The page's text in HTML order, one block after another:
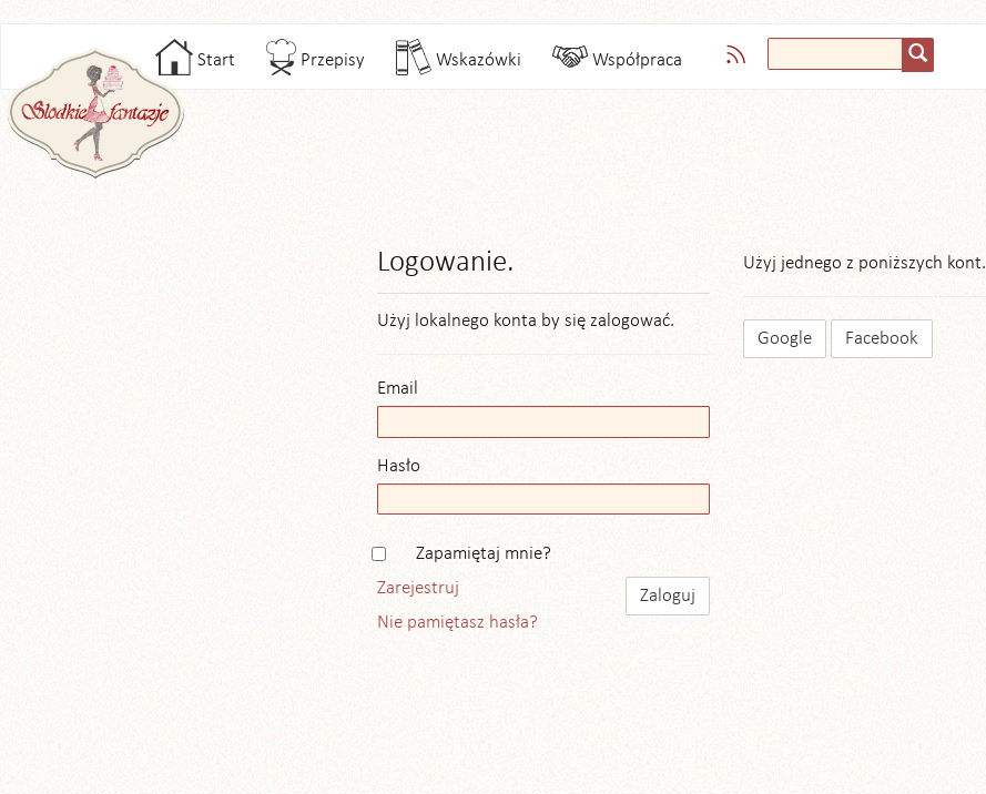
Start Przepisy Wskazówki Współpraca
Logowanie.
Użyj lokalnego konta by się zalogować.
Email
Hasło
Zapamiętaj mnie?
Zarejestruj
Nie pamiętasz hasła?
Użyj jednego z poniższych kont.
Google Facebook